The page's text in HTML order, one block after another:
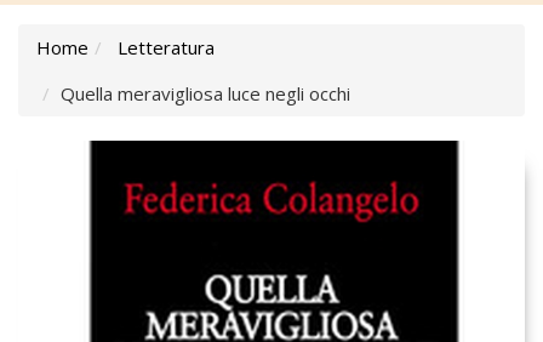
Home
Letteratura
Quella meravigliosa luce negli occhi